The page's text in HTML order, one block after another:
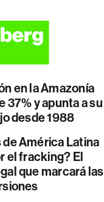
en la Amazonía
37% y apunta a su
desde 1988
de América Latina
el fracking? El
que marcará las